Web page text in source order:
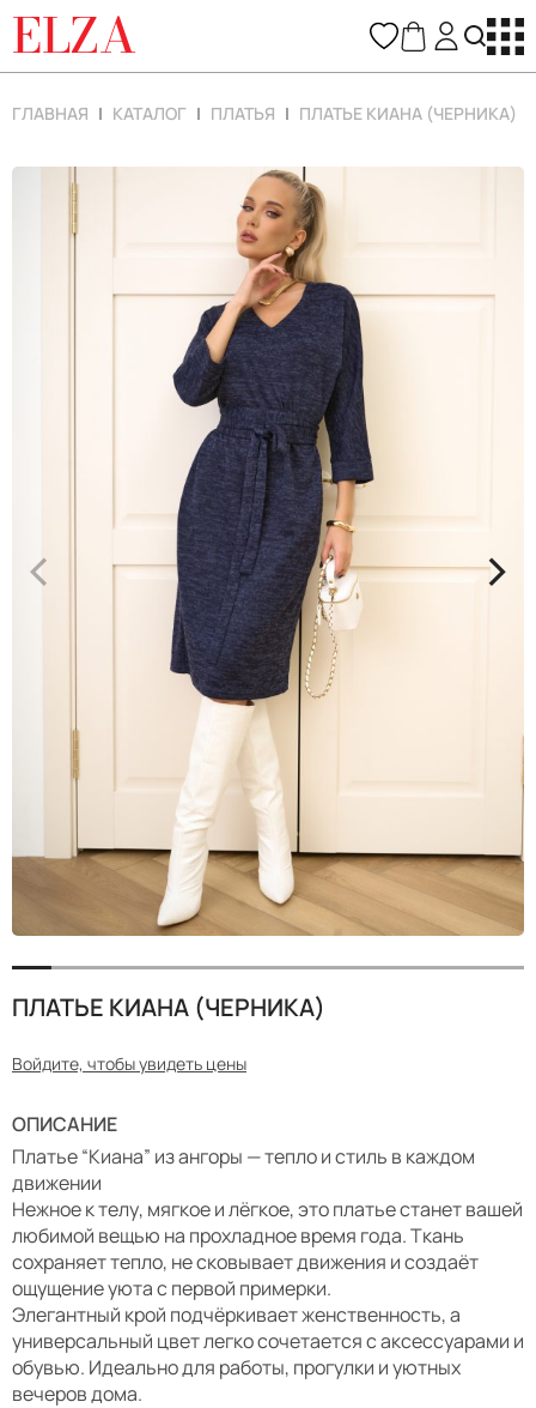
ELZA
ГЛАВНАЯ КАТАЛОГ ПЛАТЬЯ ПЛАТЬЕ КИАНА (ЧЕРНИКА)
< >
ПЛАТЬЕ КИАНА (ЧЕРНИКА)
Войдите, чтобы увидеть цены
ОПИСАНИЕ
Платье “Киана” из ангоры — тепло и стиль в каждом
движении
Нежное к телу, мягкое и лёгкое, это платье станет вашей
любимой вещью на прохладное время года. Ткань
сохраняет тепло, не сковывает движения и создаёт
ощущение уюта с первой примерки.
Элегантный крой подчёркивает женственность, а
универсальный цвет легко сочетается с аксессуарами и
обувью. Идеально для работы, прогулки и уютных
вечеров дома.